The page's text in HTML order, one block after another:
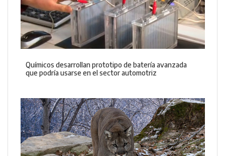
Químicos desarrollan prototipo de batería avanzada
que podría usarse en el sector automotriz